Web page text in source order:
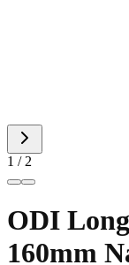
1 / 2
ODI
160mm